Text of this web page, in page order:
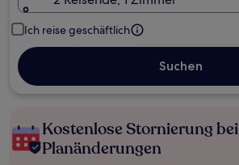
Ich reise geschäftlich
Suchen
Kostenlose Stornierung bei
Planänderungen